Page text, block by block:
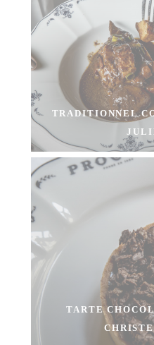
TRADITIONNEL
TARTE